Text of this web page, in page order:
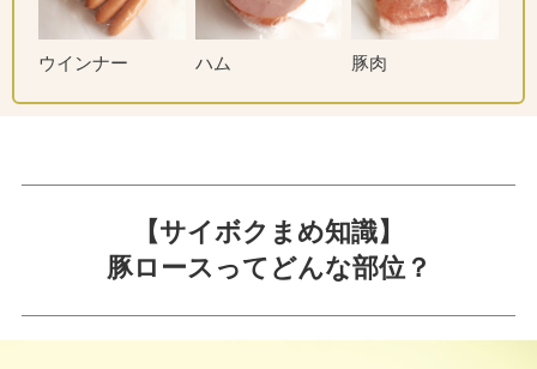
ウインナー ハム 豚肉
【サイボクまめ知識】
豚ロースってどんな部位？